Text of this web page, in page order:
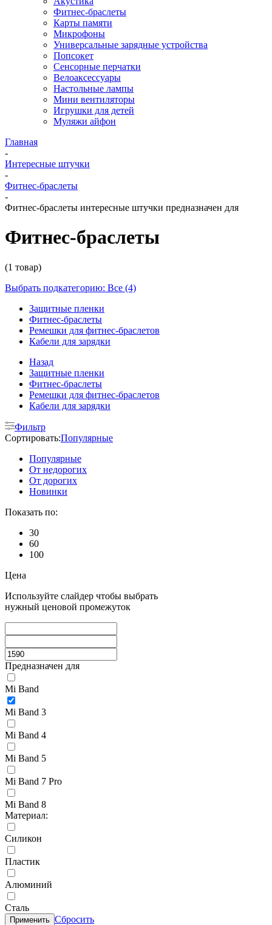
Фитнес-браслеты
Карты памяти
Микрофоны
Универсальные зарядные устройства
Попсокет
Сенсорные перчатки
Велоаксессуары
Настольные лампы
Мини вентиляторы
Игрушки для детей
Муляжи айфон
Главная
-
Интересные штучки
-
Фитнес-браслеты
-
Фитнес-браслеты интересные штучки предназначен для
Фитнес-браслеты
(1 товар)
Выбрать подкатегорию: Все (4)
Защитные пленки
Фитнес-браслеты
Ремешки для фитнес-браслетов
Кабели для зарядки
Назад
Защитные пленки
Фитнес-браслеты
Ремешки для фитнес-браслетов
Кабели для зарядки
Фильтр
Сортировать:Популярные
Популярные
От недорогих
От дорогих
Новинки
Показать по:
30
60
100
Цена
Используйте слайдер чтобы выбрать
нужный ценовой промежуток
Предназначен для
Mi Band
Mi Band 3
Mi Band 4
Mi Band 5
Mi Band 7 Pro
Mi Band 8
Материал:
Силикон
Пластик
Алюминий
Сталь
Применить Сбросить